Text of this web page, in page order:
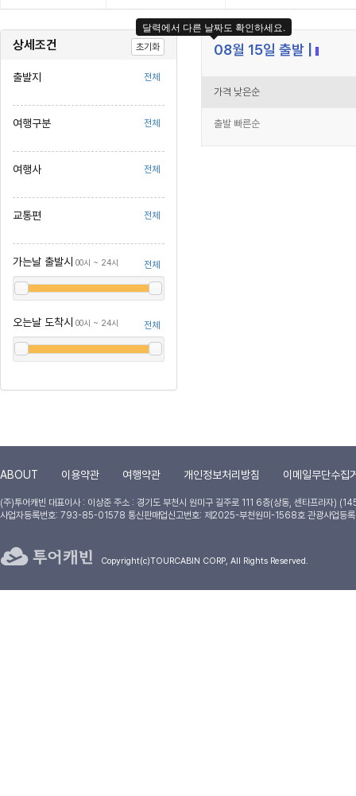
상세조건 초기화
출발지 전체
여행구분 전체
여행사 전체
교통편 전체
가는날 출발시 00시 ~ 24시 전체
오는날 도착시 00시 ~ 24시 전체
08월 15일 출발 |
달력에서 다른 날짜도 확인하세요.
가격 낮은순
출발 빠른순
ABOUT 이용약관 여행약관 개인정보처리방침 이메일무단수집
(주)투어캐빈 대표이사 : 이상준 주소 : 경기도 부천시 원미구 길주로 111 6층(상동, 센타프라자)
사업자등록번호: 793-85-01578 통신판매업신고번호: 제2025-부천원미-1568호 관광사업등
Copyright(c)TOURCABIN CORP, All Rights Reserved.